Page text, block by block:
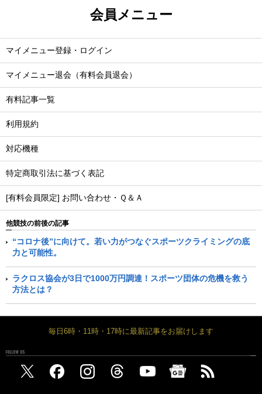
会員メニュー
マイメニュー登録・ログイン
マイメニュー退会（有料会員退会）
有料記事一覧
利用規約
対応機種
特定商取引法に基づく表記
[有料会員限定] お問い合わせ・Ｑ＆Ａ
他競技の前後の記事
“コロナ後”に向けて。若い力がつなぐスポーツクライミングの底
力と可能性。
ラクロス協会が3日で1000万円調達！スポーツ団体の危機を救う
方法とは？
毎日6時・11時・17時に最新記事をお届けします
FOLLOW US